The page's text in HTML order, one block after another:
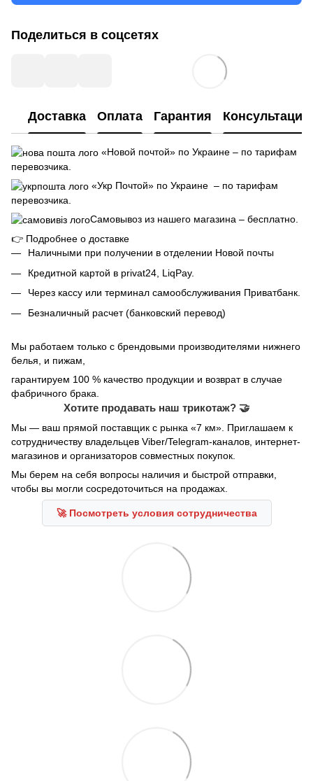
Поделиться в соцсетях
Доставка Оплата Гарантия Консультация
«Новой почтой» по Украине – по тарифам
перевозчика.
«Укр Почтой» по Украине – по тарифам
перевозчика.
Самовывоз из нашего магазина – бесплатно.
👉 Подробнее о доставке
Наличными при получении в отделении Новой почты
Кредитной картой в privat24, LiqPay.
Через кассу или терминал самообслуживания Приватбанк.
Безналичный расчет (банковский перевод)
Мы работаем только с брендовыми производителями нижнего
белья, и пижам,
гарантируем 100 % качество продукции и возврат в случае
фабричного брака.
Хотите продавать наш трикотаж? 🤝
Мы — ваш прямой поставщик с рынка «7 км». Приглашаем к
сотрудничеству владельцев Viber/Telegram-каналов, интернет-
магазинов и организаторов совместных покупок.
Мы берем на себя вопросы наличия и быстрой отправки,
чтобы вы могли сосредоточиться на продажах.
🚀 Посмотреть условия сотрудничества